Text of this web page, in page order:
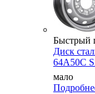
Быстрый
Диск
64A50C
мало